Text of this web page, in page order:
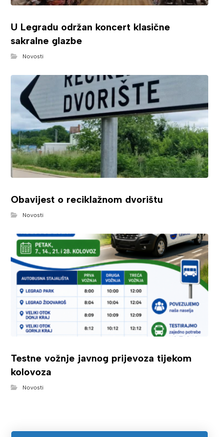
U Legradu održan koncert klasične
sakralne glazbe
Novosti
Obavijest o reciklažnom dvorištu
Novosti
Testne vožnje javnog prijevoza tijekom
kolovoza
Novosti